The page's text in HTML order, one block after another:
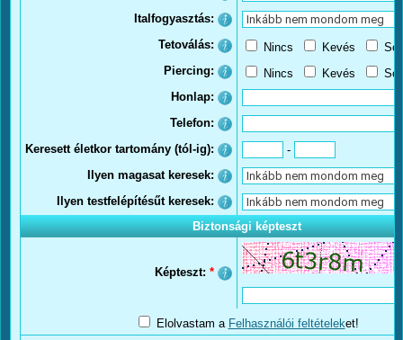
Italfogyasztás:
Tetoválás:
Nincs Kevés
Piercing:
Nincs Kevés
Honlap:
Telefon:
Keresett életkor tartomány (tól-ig):
-
Ilyen magasat keresek:
Ilyen testfelépítésűt keresek:
Biztonsági képteszt
Képteszt: *
Elolvastam a Felhasználói feltételeket!